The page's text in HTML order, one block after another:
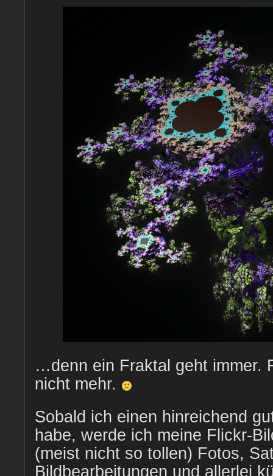
…denn ein Fraktal geht immer.
nicht mehr.
Sobald ich einen hinreichend
habe, werde ich meine Flickr-
(meist nicht so tollen) Fotos,
Bildbearbeitungen und allerlei